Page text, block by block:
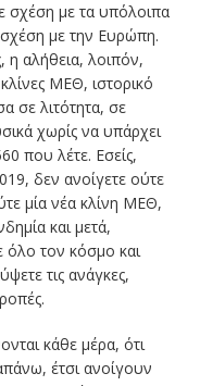
σχέση με τα υπόλοιπα
με την Ευρώπη.
η αλήθεια, λοιπόν,
ΜΕΘ, ιστορικό
σε λιτότητα, σε
χωρίς να υπάρχει
που λέτε. Εσείς,
δεν ανοίγετε ούτε
μία νέα κλίνη ΜΕΘ,
και μετά,
όλο τον κόσμο και
τις ανάγκες,
κάθε μέρα, ότι
έτσι ανοίγουν